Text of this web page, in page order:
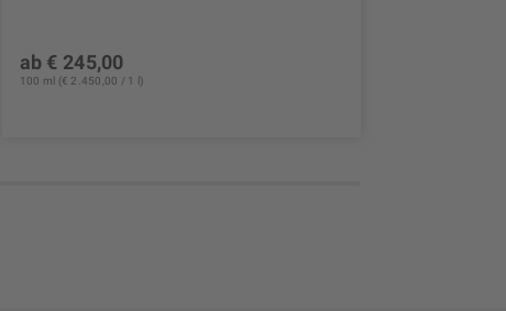
ab € 245,00
100 ml (€ 2.450,00 / 1 l)